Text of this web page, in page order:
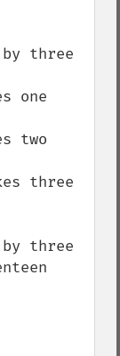
three
one
two
three
three